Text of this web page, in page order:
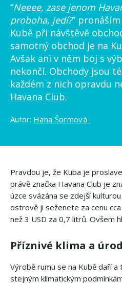
“Neeee, zase jenom
proboha, jedí?”
Kubě při návštěvě
samotný obchod je na
Avšak ani v něm boj s
nekončí. Obchody jsou
každém z nich opravdu
Havana Club.
Autor: Hana Šormová
Pravdou je, že Kuba je
právě značka Havana Club je
úzce svázána se zdejší
ostrově ji seženete za cenu
než 3 USD za 0,7 litrů. Ovšem
Příznivé klima a
Výrobě rumu se na Kubě daří
stejným klimatickým